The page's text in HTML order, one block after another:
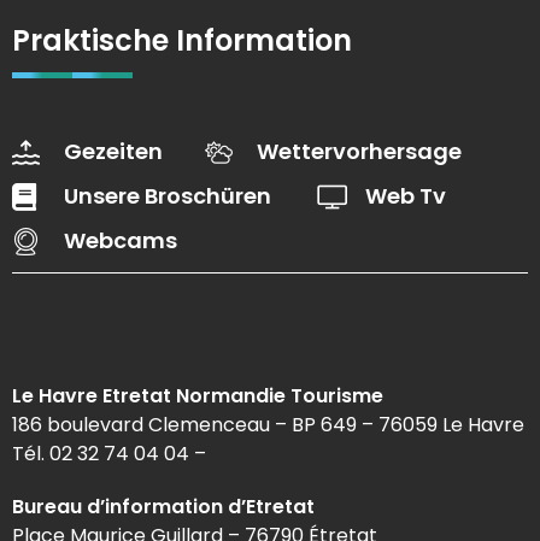
Praktische Information
Gezeiten
Wettervorhersage
Unsere Broschüren
Web Tv
Webcams
Le Havre Etretat Normandie Tourisme
186 boulevard Clemenceau – BP 649 – 76059 Le Havre
Tél. 02 32 74 04 04 –
Bureau d’information d’Etretat